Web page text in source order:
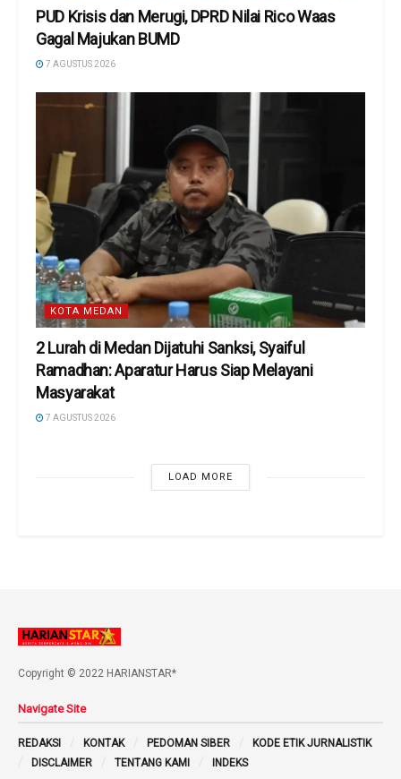
PUD Krisis dan Merugi, DPRD Nilai Rico Waas
Gagal Majukan BUMD
7 AGUSTUS 2026
KOTA MEDAN
2 Lurah di Medan Dijatuhi Sanksi, Syaiful
Ramadhan: Aparatur Harus Siap Melayani
Masyarakat
7 AGUSTUS 2026
LOAD MORE
Copyright © 2022 HARIANSTAR*
Navigate Site
REDAKSI KONTAK PEDOMAN SIBER
KODE ETIK JURNALISTIK
DISCLAIMER
TENTANG KAMI INDEKS